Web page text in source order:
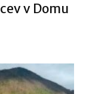
v Domu